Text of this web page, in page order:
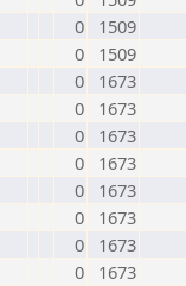
0
1509
0
1509
0
1673
0
1673
0
1673
0
1673
0
1673
0
1673
0
1673
0
1673